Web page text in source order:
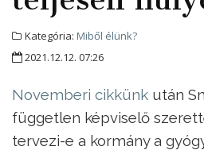
Kategória: Miből élünk?
2021.12.12. 07:26
Novemberi cikkünk után
független képviselő
tervezi-e a kormány a